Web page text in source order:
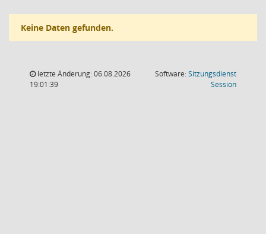
Keine Daten gefunden.
letzte Änderung: 06.08.2026
19:01:39
Software:Sitzungsdienst
Session(Wird in